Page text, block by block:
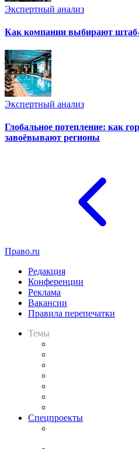
Экспертный анализ
Как компании выбирают
Экспертный анализ
Глобальное потепление: как
завоёвывают регионы
Право.ru
Редакция
Конференции
Реклама
Вакансии
Правила перепечатки
Темы
Спецпроекты